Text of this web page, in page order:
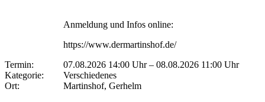
Anmeldung und Infos online:
https://www.dermartinshof.de/
Termin:
07.08.2026 14:00 Uhr– 08.08.2026 11:00 Uhr
Kategorie:
Verschiedenes
Ort:
Martinshof, Gerhelm